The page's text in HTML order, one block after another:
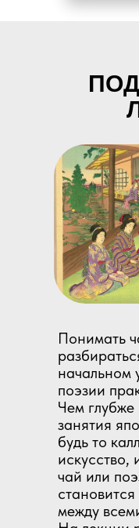
Понимать
начальном
поэзии
Чем
занятия
будь то
искусство,
чай или
между